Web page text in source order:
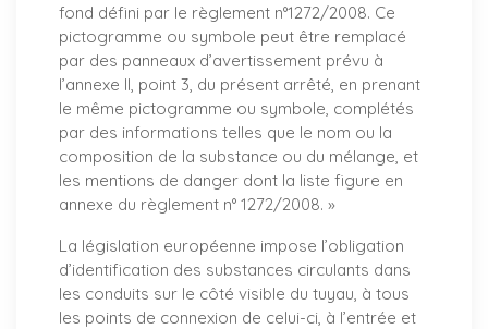
fond défini par le règlement n°1272/2008. Ce
pictogramme ou symbole peut être remplacé
par des panneaux d’avertissement prévu à
l’annexe II, point 3, du présent arrêté, en prenant
le même pictogramme ou symbole, complétés
par des informations telles que le nom ou la
composition de la substance ou du mélange, et
les mentions de danger dont la liste figure en
annexe du règlement n° 1272/2008. »
La législation européenne impose l’obligation
d’identification des substances circulants dans
les conduits sur le côté visible du tuyau, à tous
les points de connexion de celui-ci, à l’entrée et